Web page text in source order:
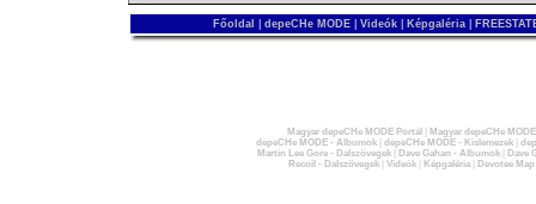
Főoldal depeCHe MODE Videók Képgaléria
Magyar depeCHe MODE Portál
Magyar depeCHe
depeCHe MODE - Albumok| depeCHe MODE - Kislemezek|
Martin Lee Gore - Dalszövegek| Dave Gahan - Albumok|
Dave
Recoil - Dalszövegek| Videók| Képgaléria| Devotee Map